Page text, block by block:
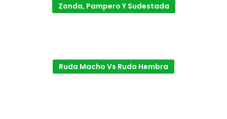
Zonda, Pampero Y Sudestada
Ruda Macho Vs Ruda Hembra